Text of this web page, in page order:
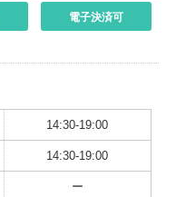
電子決済可
14:30-19:00
14:30-19:00
ー